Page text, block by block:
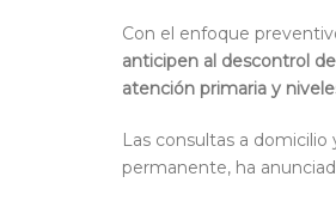
Con el enfoque
anticipen al descontrol
atención primaria y
Las consultas a
permanente, ha